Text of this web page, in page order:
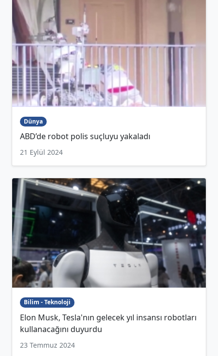
Dünya
ABD’de robot polis suçluyu yakaladı
21 Eylül 2024
Bilim - Teknoloji
Elon Musk, Tesla'nın gelecek yıl insansı robotları
kullanacağını duyurdu
23 Temmuz 2024